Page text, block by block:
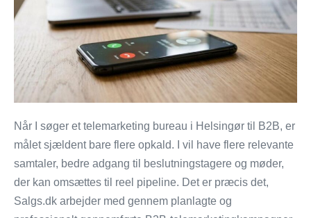
Helsingør
B2B
Når I søger et telemarketing bureau i Helsingør til B2B, er
målet sjældent bare flere opkald. I vil have flere relevante
samtaler, bedre adgang til beslutningstagere og møder,
der kan omsættes til reel pipeline. Det er præcis det,
Salgs.dk arbejder med gennem planlagte og